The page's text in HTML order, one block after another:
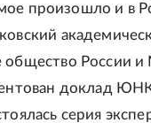
произошло и в
общество России
доклад
серия